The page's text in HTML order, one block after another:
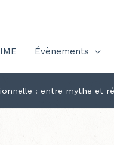
Évènements
: entre mythe et